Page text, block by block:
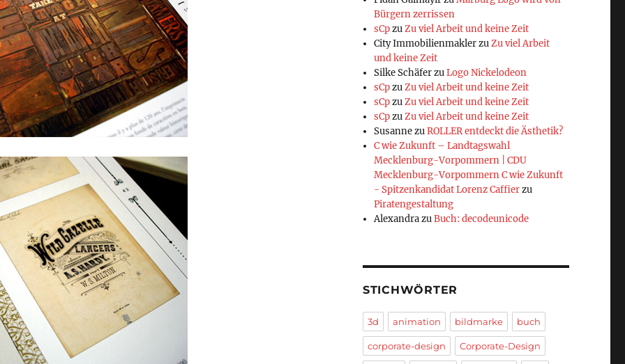
Bürgern zerrissen
sCpzuZu viel Arbeit und keine Zeit
City ImmobilienmaklerzuZu viel Arbeit
und keine Zeit
Silke SchäferzuLogo Nickelodeon
sCpzuZu viel Arbeit und keine Zeit
sCpzuZu viel Arbeit und keine Zeit
sCpzuZu viel Arbeit und keine Zeit
SusannezuROLLER entdeckt die Ästhetik?
C wie Zukunft – Landtagswahl
Mecklenburg-Vorpommern | CDU
Mecklenburg-Vorpommern C wie Zukunft
- Spitzenkandidat Lorenz Caffierzu
Piratengestaltung
AlexandrazuBuch: decodeunicode
STICHWÖRTER
3d animation bildmarke buch
corporate-design Corporate-Design